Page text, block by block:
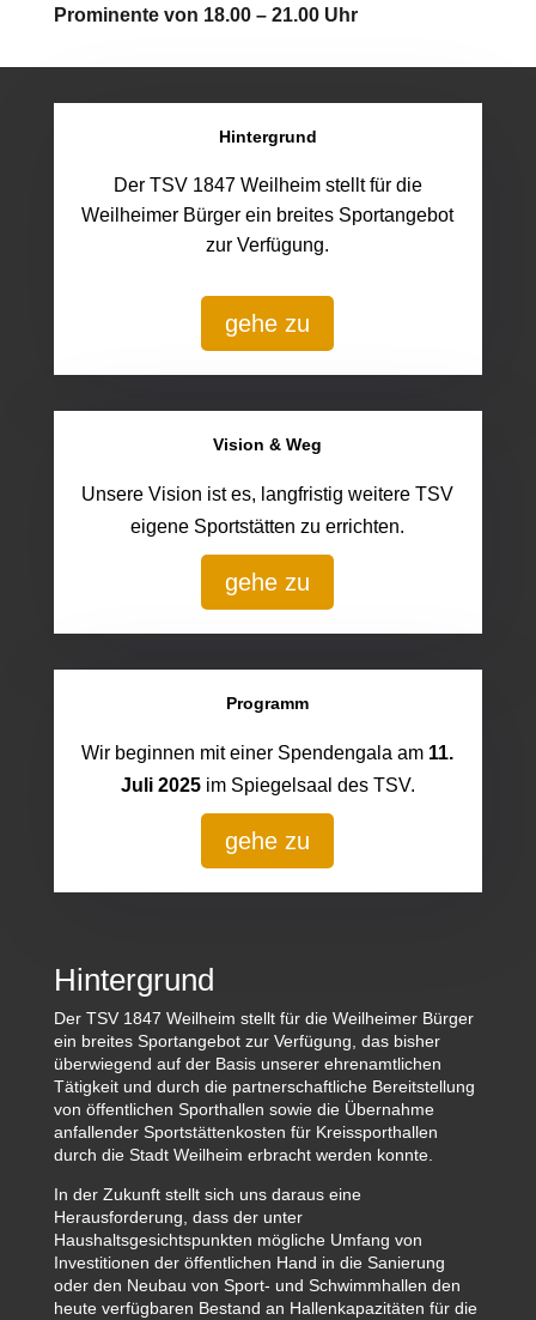
Prominente von 18.00 – 21.00 Uhr
Hintergrund
Der TSV 1847 Weilheim stellt für die
Weilheimer Bürger ein breites Sportangebot
zur Verfügung.
gehe zu
Vision & Weg
Unsere Vision ist es, langfristig weitere TSV
eigene Sportstätten zu errichten.
gehe zu
Programm
Wir beginnen mit einer Spendengala am 11.
Juli 2025im Spiegelsaal des TSV.
gehe zu
Hintergrund
Der TSV 1847 Weilheim stellt für die Weilheimer Bürger
ein breites Sportangebot zur Verfügung, das bisher
überwiegend auf der Basis unserer ehrenamtlichen
Tätigkeit und durch die partnerschaftliche Bereitstellung
von öffentlichen Sporthallen sowie die Übernahme
anfallender Sportstättenkosten für Kreissporthallen
durch die Stadt Weilheim erbracht werden konnte.
In der Zukunft stellt sich uns daraus eine
Herausforderung, dass der unter
Haushaltsgesichtspunkten mögliche Umfang von
Investitionen der öffentlichen Hand in die Sanierung
oder den Neubau von Sport- und Schwimmhallen den
heute verfügbaren Bestand an Hallenkapazitäten für die